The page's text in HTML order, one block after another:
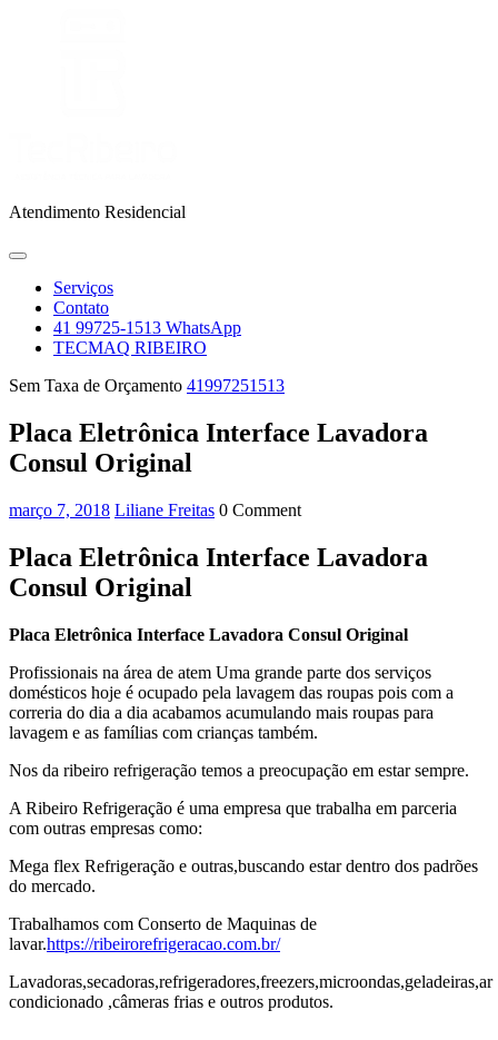
Atendimento Residencial
Open
Serviços
Contato
41 99725-1513 WhatsApp
TECMAQ RIBEIRO
Close
Sem Taxa de Orçamento 4199725151341997251513
Placa Eletrônica Interface Lavadora
Consul Original
março 7, 2018março
2018
Liliane FreitasLiliane
0 Comment
Placa Eletrônica Interface Lavadora
Consul Original
Placa Eletrônica Interface Lavadora Consul Original
Profissionais na área de atem Uma grande parte dos serviços
domésticos hoje é ocupado pela lavagem das roupas pois com a
correria do dia a dia acabamos acumulando mais roupas para
lavagem e as famílias com crianças também.
Nos da ribeiro refrigeração temos a preocupação em estar sempre.
A Ribeiro Refrigeração é uma empresa que trabalha em parceria
com outras empresas como:
Mega flex Refrigeração e outras,buscando estar dentro dos padrões
do mercado.
Trabalhamos com Conserto de Maquinas de
lavar.https://ribeirorefrigeracao.com.br/
Lavadoras,secadoras,refrigeradores,freezers,microondas,geladeiras,ar
condicionado ,câmeras frias e outros produtos.